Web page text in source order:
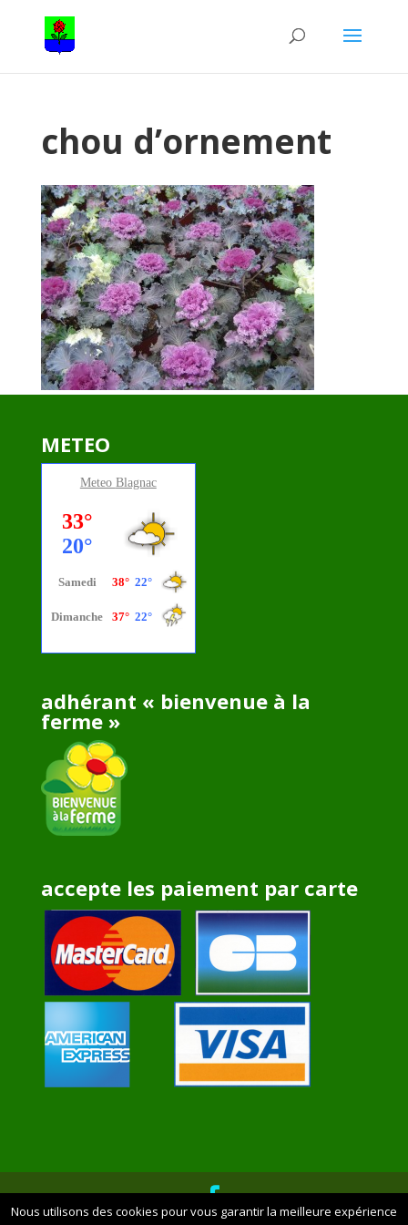
chou d’ornement
METEO
Meteo Blagnac
adhérant « bienvenue à la
ferme »
accepte les paiement par carte
Nous utilisons des cookies pour vous garantir la meilleure expérience